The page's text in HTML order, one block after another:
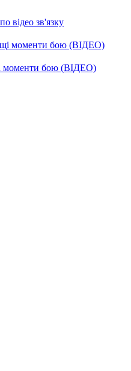
відео зв'язку
моменти бою (ВІДЕО)
моменти бою (ВІДЕО)